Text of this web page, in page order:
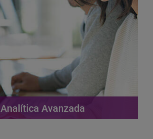
Analítica Avanzada